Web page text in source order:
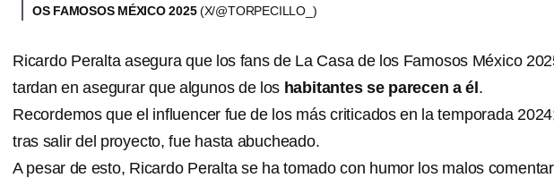
OS FAMOSOS MÉXICO 2025(X/@TORPECILLO_)
Ricardo Peralta asegura que los fans de La Casa de los Famosos México
tardan en asegurar que algunos de los habitantes se parecen a él.
Recordemos que el influencer fue de los más criticados en la temporada
tras salir del proyecto, fue hasta abucheado.
A pesar de esto, Ricardo Peralta se ha tomado con humor los malos